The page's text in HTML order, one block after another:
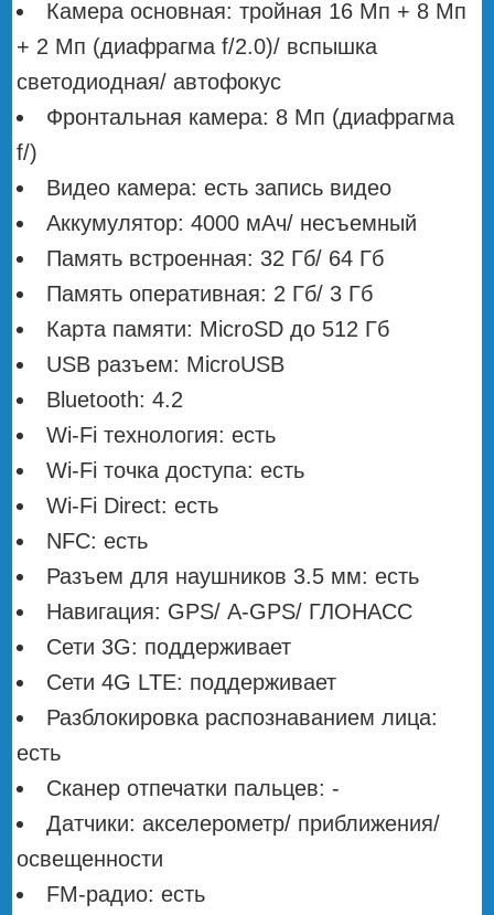
Камера основная: тройная 16 Мп + 8 Мп
+ 2 Мп (диафрагма f/2.0)/ вспышка
светодиодная/ автофокус
Фронтальная камера: 8 Мп (диафрагма
f/)
Видео камера: есть запись видео
Аккумулятор: 4000 мАч/ несъемный
Память встроенная: 32 Гб/ 64 Гб
Память оперативная: 2 Гб/ 3 Гб
Карта памяти: MicroSD до 512 Гб
USB разъем: MicroUSB
Bluetooth: 4.2
Wi-Fi технология: есть
Wi-Fi точка доступа: есть
Wi-Fi Direct: есть
NFC: есть
Разъем для наушников 3.5 мм: есть
Навигация: GPS/ А-GPS/ ГЛОНАСС
Сети 3G: поддерживает
Сети 4G LTE: поддерживает
Разблокировка распознаванием лица:
есть
Сканер отпечатки пальцев: -
Датчики: акселерометр/ приближения/
освещенности
FM-радио: есть